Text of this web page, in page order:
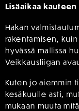
Lisäaikaa
Hakan
rakentamisen,
hyvässä mallissa
Veikkausliigan
Kuten jo aiemmin
kesäkuulle asti,
mukaan muuta